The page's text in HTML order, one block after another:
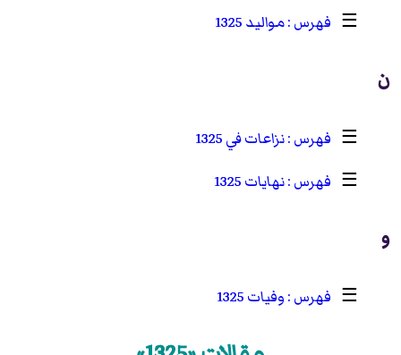
☰ مواليد 1325
ن
☰
نزاعات في 1325
☰
نهايات 1325
و
☰ وفيات 1325